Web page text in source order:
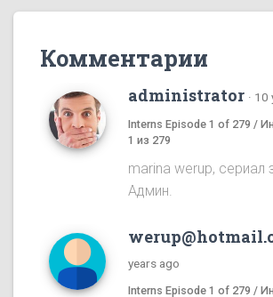
Комментарии
administrator · 10
Interns Episode 1 of 279 /
1 из 279
marina werup, сериал
Админ.
years ago
Interns Episode 1 of 279 /